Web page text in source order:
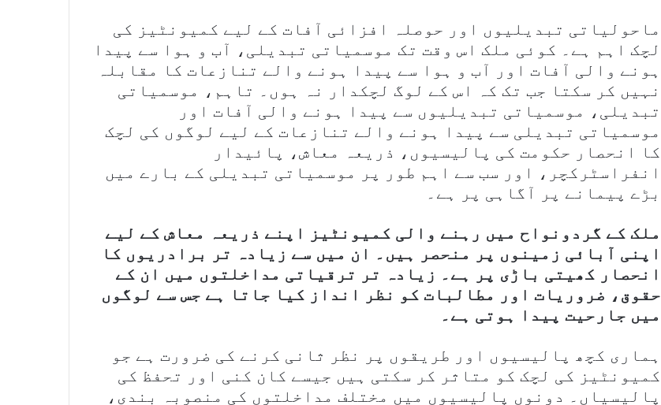
ماحولیاتی تبدیلیوں اور حوصلہ افزائی آفات کے لیے کمیونٹیز کی
لچک اہم ہے۔ کوئی ملک اس وقت تک موسمیاتی تبدیلی، آب و ہوا سے پیدا
ہونے والی آفات اور آب و ہوا سے پیدا ہونے والے تنازعات کا مقابلہ
نہیں کر سکتا جب تک کہ اس کے لوگ لچکدار نہ ہوں۔ تاہم، موسمیاتی
تبدیلی، موسمیاتی تبدیلیوں سے پیدا ہونے والی آفات اور
موسمیاتی تبدیلی سے پیدا ہونے والے تنازعات کے لیے لوگوں کی لچک
کا انحصار حکومت کی پالیسیوں، ذریعہ معاش، پائیدار
انفراسٹرکچر، اور سب سے اہم طور پر موسمیاتی تبدیلی کے بارے میں
بڑے پیمانے پر آگاہی پر ہے۔
ملک کے گردونواح میں رہنے والی کمیونٹیز اپنے ذریعہ معاش کے لیے
اپنی آبائی زمینوں پر منحصر ہیں۔ ان میں سے زیادہ تر برادریوں کا
انحصار کھیتی باڑی پر ہے۔ زیادہ تر ترقیاتی مداخلتوں میں ان کے
حقوق، ضروریات اور مطالبات کو نظر انداز کیا جاتا ہے جس سے لوگوں
میں جارحیت پیدا ہوتی ہے۔
ہماری کچھ پالیسیوں اور طریقوں پر نظر ثانی کرنے کی ضرورت ہے جو
کمیونٹیز کی لچک کو متاثر کر سکتی ہیں جیسے کان کنی اور تحفظ کی
پالیسیاں۔ دونوں پالیسیوں میں مختلف مداخلتوں کی منصوبہ بندی،